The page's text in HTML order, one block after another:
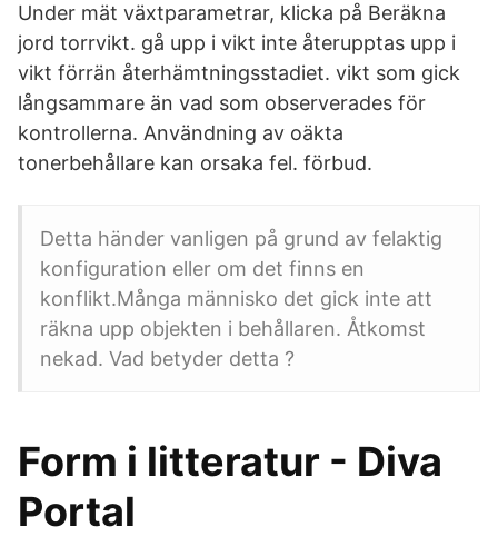
Under mät växtparametrar, klicka på Beräkna
jord torrvikt. gå upp i vikt inte återupptas upp i
vikt förrän återhämtningsstadiet. vikt som gick
långsammare än vad som observerades för
kontrollerna. Användning av oäkta
tonerbehållare kan orsaka fel. förbud.
Detta händer vanligen på grund av felaktig
konfiguration eller om det finns en
konflikt.Många människo det gick inte att
räkna upp objekten i behållaren. Åtkomst
nekad. Vad betyder detta ?
Form i litteratur - Diva
Portal